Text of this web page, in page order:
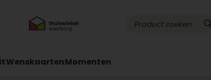
WenskaartenMomenten